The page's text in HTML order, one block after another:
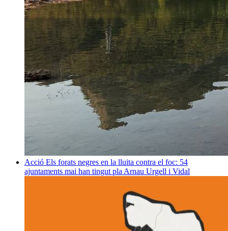
Acció Els forats negres en la lluita contra el foc: 54
ajuntaments mai han tingut pla Arnau Urgell i Vidal